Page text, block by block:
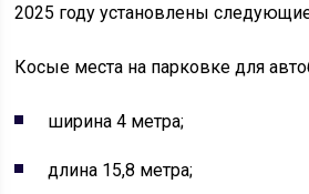
2025 году установлены
Косые места на парковке для
ширина 4 метра;
длина 15,8 метра;